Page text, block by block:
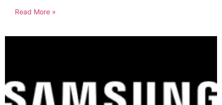
Read More »